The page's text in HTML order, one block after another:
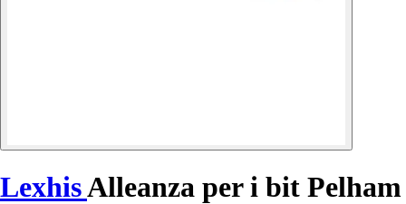
LexhisAlleanza per i bit Pelham